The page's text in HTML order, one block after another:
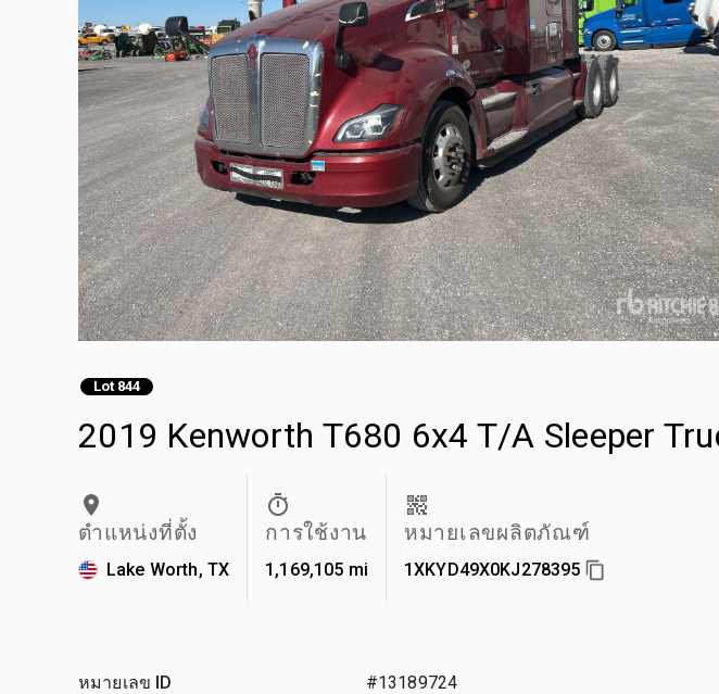
Lot 844
2019 Kenworth T680 6x4 T/A Sleeper
ตำแหน่งที่ตั้ง
Lake Worth, TX
การใช้งาน
1,169,105 mi
หมายเลขผลิตภัณฑ์
1XKYD49X0KJ278395
หมายเลข ID #13189724